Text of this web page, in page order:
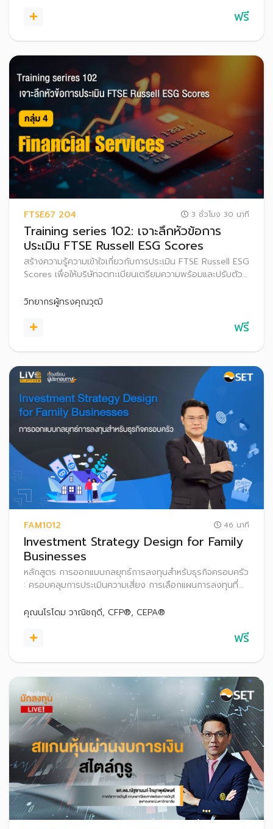
ฟรี
FTSE67 204 3 ชั่วโมง 30 นาที
Training series 102: เจาะลึกหัวข้อการ
ประเมิน FTSE Russell ESG Scores
สร้างความรู้ความเข้าใจเกี่ยวกับการประเมิน FTSE Russell ESG
Scores เพื่อให้บริษัทจดทะเบียนเตรียมความพร้อมและปรับตัว
Scores สู่สาธารณะ ตั้งแต่ปี 2569 เป็นต้นไป
วิทยากรผู้ทรงคุณวุฒิ
ฟรี
FAM1012 46 นาที
Investment Strategy Design for Family
Businesses
หลักสูตร การออกแบบกลยุทธ์การลงทุนสำหรับธุรกิจครอบครัว
: ครอบคลุมการประเมินความเสี่ยง การเลือกแผนการลงทุนที่
ความมั่นคงทางการเงิน และการจัดการพอร์ตการลงทุน
คุณนโรโดม วาณิชฤดี, CFP®, CEPA®
ฟรี